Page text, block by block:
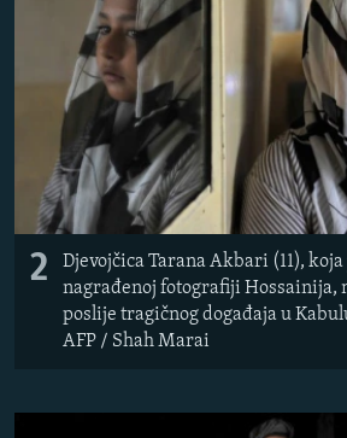
2
Djevojčica Tarana Akbari (11),
nagrađenoj fotografiji Hossainija,
poslije tragičnog događaja u
AFP / Shah Marai